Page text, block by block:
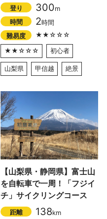
登り
300m
時間
2時間
難易度
★★☆☆☆
★★☆☆☆
初心者
山梨県 甲信越 絶景
【山梨県・静岡県】富士山
を自転車で一周！「フジイ
チ」サイクリングコース
距離 138km